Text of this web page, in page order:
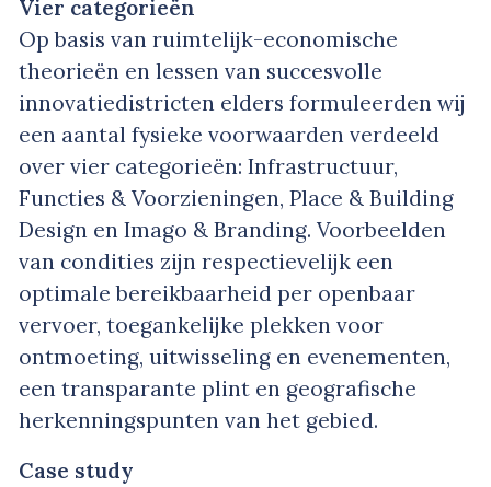
Vier categorieën
Op basis van ruimtelijk-economische
theorieën en lessen van succesvolle
innovatiedistricten elders formuleerden wij
een aantal fysieke voorwaarden verdeeld
over vier categorieën: Infrastructuur,
Functies & Voorzieningen, Place & Building
Design en Imago & Branding. Voorbeelden
van condities zijn respectievelijk een
optimale bereikbaarheid per openbaar
vervoer, toegankelijke plekken voor
ontmoeting, uitwisseling en evenementen,
een transparante plint en geografische
herkenningspunten van het gebied.
Case study